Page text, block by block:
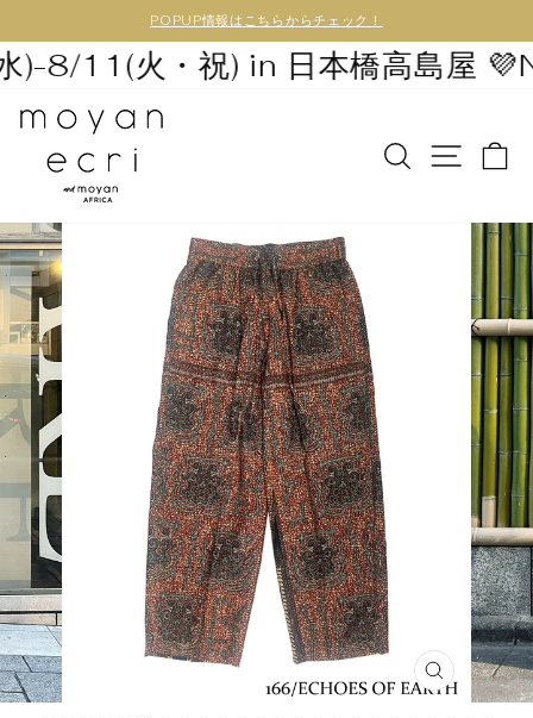
POPUP情報はこちらからチェック！
11(火・祝) in 日本橋高島屋 💜